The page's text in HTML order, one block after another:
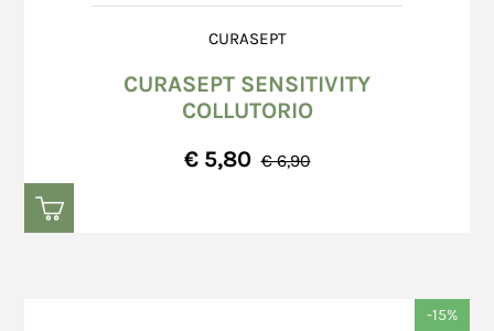
CURASEPT
CURASEPT SENSITIVITY
COLLUTORIO
€ 5,80 € 6,90
-15%